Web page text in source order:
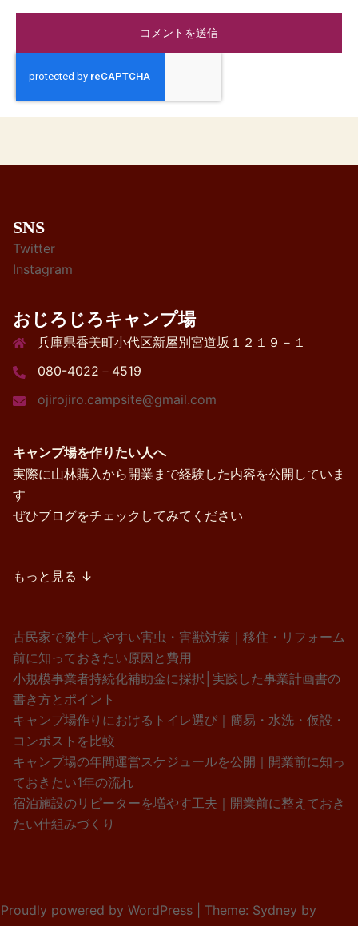
SNS
Twitter
Instagram
おじろじろキャンプ場
兵庫県香美町小代区新屋別宮道坂１２１９－１
080-4022－4519
ojirojiro.campsite@gmail.com
キャンプ場を作りたい人へ
実際に山林購入から開業まで経験した内容を公開していま
す
ぜひブログをチェックしてみてください
もっと見る ↓
古民家で発生しやすい害虫・害獣対策｜移住・リフォーム
前に知っておきたい原因と費用
小規模事業者持続化補助金に採択│実践した事業計画書の
書き方とポイント
キャンプ場作りにおけるトイレ選び｜簡易・水洗・仮設・
コンポストを比較
キャンプ場の年間運営スケジュールを公開｜開業前に知っ
ておきたい1年の流れ
宿泊施設のリピーターを増やす工夫｜開業前に整えておき
たい仕組みづくり
Proudly powered by WordPress Theme: Sydney by